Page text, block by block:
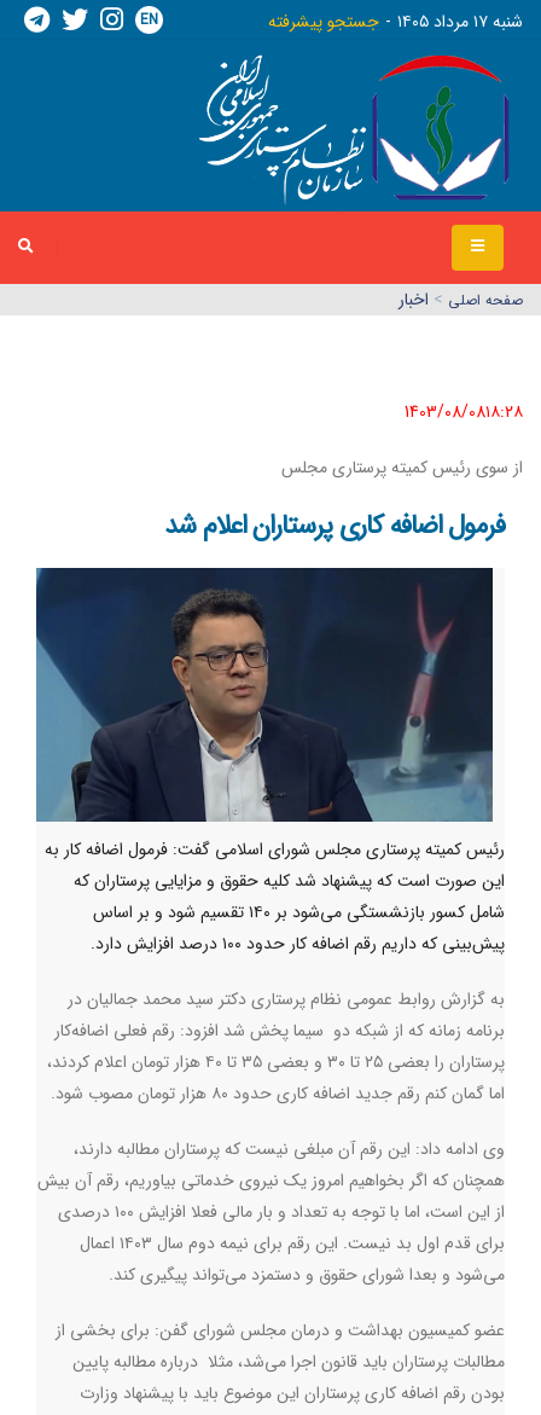
شنبه ١٧ مرداد ١٤٠٥ جستجو پیشرفته EN
صفحه اصلي > اخبار
1403/08/08١٨:٢٨
از سوی رئیس کمیته پرستاری مجلس
فرمول اضافه کاری پرستاران اعلام شد
رئیس کمیته پرستاری مجلس شورای اسلامی گفت: فرمول اضافه کار به
این صورت است که پیشنهاد شد کلیه حقوق و مزایایی پرستاران که
شامل کسور بازنشستگی‌ می‌شود بر ۱۴۰ تقسیم شود و بر اساس
پیش‌بینی که داریم رقم اضافه کار حدود ۱۰۰ درصد افزایش دارد.
به گزارش روابط عمومی نظام پرستاری دکتر سید محمد جمالیان در
برنامه زمانه که از شبکه دو سیما پخش شد افزود: رقم فعلی اضافه‌کار
پرستاران را بعضی ۲۵ تا ۳۰ و بعضی ۳۵ تا ۴۰ هزار تومان اعلام کردند،
اما گمان کنم رقم جدید اضافه کاری حدود ۸۰ هزار تومان مصوب شود.
وی ادامه داد: این رقم آن مبلغی نیست که پرستاران مطالبه دارند،
همچنان که اگر بخواهیم امروز یک نیروی خدماتی بیاوریم، رقم آن بیش
از این است، اما با توجه به تعداد و بار مالی فعلا افزایش ۱۰۰ درصدی
برای قدم اول بد نیست. این رقم برای نیمه دوم سال ۱۴۰۳ اعمال
می‌شود و بعدا شورای حقوق و دستمزد می‌تواند پیگیری کند.
عضو کمیسیون بهداشت و درمان مجلس شورای گفن: برای بخشی از
مطالبات پرستاران باید قانون اجرا می‌شد، مثلا درباره مطالبه پایین
بودن رقم اضافه کاری پرستاران این موضوع باید با پیشنهاد وزارت